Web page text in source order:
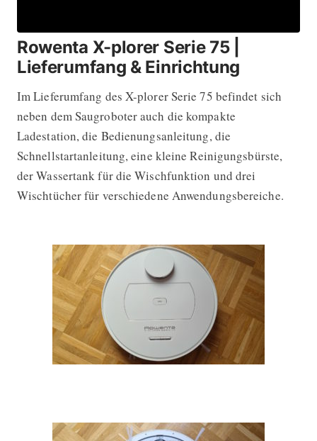
Rowenta X-plorer Serie 75 |
Lieferumfang & Einrichtung
Im Lieferumfang des X-plorer Serie 75 befindet sich
neben dem Saugroboter auch die kompakte
Ladestation, die Bedienungsanleitung, die
Schnellstartanleitung, eine kleine Reinigungsbürste,
der Wassertank für die Wischfunktion und drei
Wischtücher für verschiedene Anwendungsbereiche.